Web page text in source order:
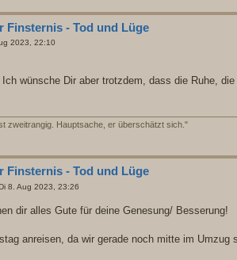
Finsternis - Tod und Lüge
2023, 22:10
wünsche Dir aber trotzdem, dass die Ruhe,
zweitrangig. Hauptsache, er überschätzt sich."
Finsternis - Tod und Lüge
8. Aug 2023, 23:26
dir alles Gute für deine Genesung/ Besserung!
anreisen, da wir gerade noch mitte im Umzug